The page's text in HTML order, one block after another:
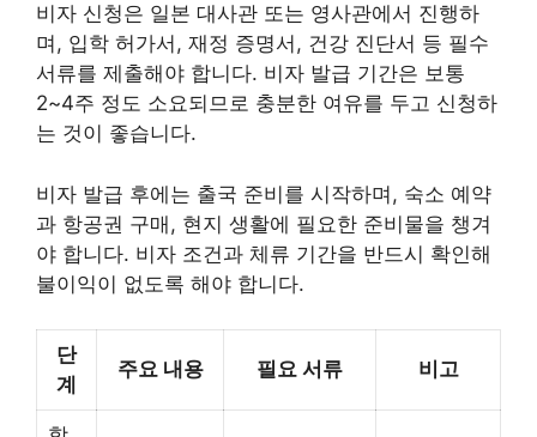
비자 신청은 일본 대사관 또는 영사관에서 진행하
며, 입학 허가서, 재정 증명서, 건강 진단서 등 필수
서류를 제출해야 합니다. 비자 발급 기간은 보통
2~4주 정도 소요되므로 충분한 여유를 두고 신청하
는 것이 좋습니다.
비자 발급 후에는 출국 준비를 시작하며, 숙소 예약
과 항공권 구매, 현지 생활에 필요한 준비물을 챙겨
야 합니다. 비자 조건과 체류 기간을 반드시 확인해
불이익이 없도록 해야 합니다.
단
계
주요 내용 필요 서류 비고